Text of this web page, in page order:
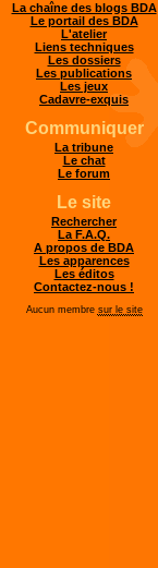
La chaîne des blogs BDA
Le portail des BDA
L'atelier
Liens techniques
Les dossiers
Les publications
Les jeux
Cadavre-exquis
Communiquer
La tribune
Le chat
Le forum
Le site
Rechercher
La F.A.Q.
A propos de BDA
Les apparences
Les éditos
Contactez-nous !
Aucun membre sur le site